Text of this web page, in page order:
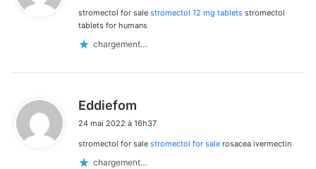
:
stromectol for sale stromectol 12 mg tablets stromectol
tablets for humans
chargement…
Eddiefom
t
24 mai 2022 à 16h37
stromectol for sale stromectol for sale rosacea ivermectin
chargement…